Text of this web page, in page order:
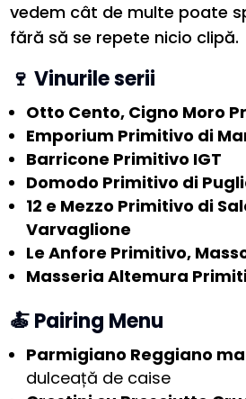
vedem cât de multe poate
fără să se repete nicio clipă.
🍷 Vinurile serii
Otto Cento, Cigno Moro
Emporium Primitivo di
Barricone Primitivo IGT
Domodo Primitivo di
12 e Mezzo Primitivo di
Varvaglione
Le Anfore Primitivo,
Masseria Altemura
🍝 Pairing Menu
Parmigiano Reggiano
dulceață de caise